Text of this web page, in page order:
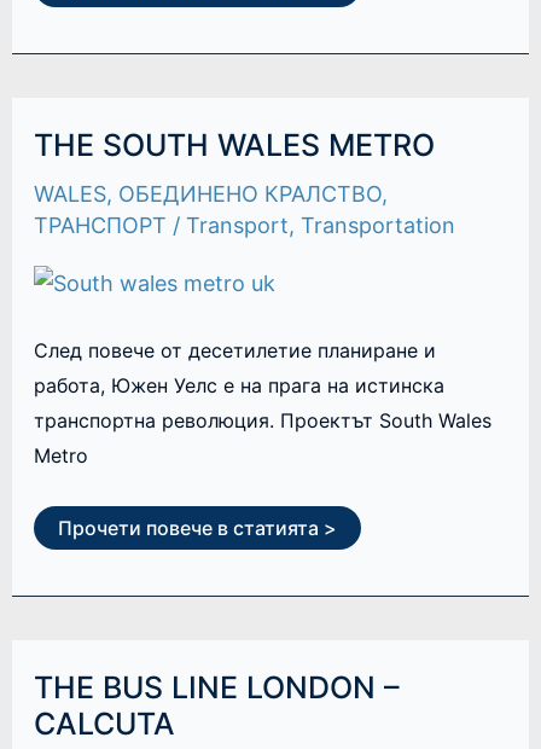
THE SOUTH WALES METRO
WALES, ОБЕДИНЕНО КРАЛСТВО,
ТРАНСПОРТ / Transport, Transportation
След повече от десетилетие планиране и
работа, Южен Уелс е на прага на истинска
транспортна революция. Проектът South Wales
Metro
THE
SOUTH
METRO
Прочети повече в статията >
THE BUS LINE LONDON –
CALCUTA
THE
BUS
LINE
LONDON